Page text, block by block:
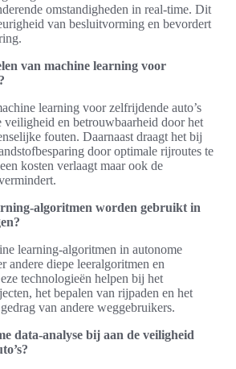
omstandigheden in real-time. Dit
van besluitvorming en bevordert
van machine learning voor
learning voor zelfrijdende auto’s
veiligheid en betrouwbaarheid door het
fouten. Daarnaast draagt het bij
door optimale rijroutes te
kosten verlaagt maar ook de
algoritmen worden gebruikt in
learning-algoritmen in autonome
andere diepe leeralgoritmen en
technologieën helpen bij het
het bepalen van rijpaden en het
van andere weggebruikers.
data-analyse bij aan de veiligheid